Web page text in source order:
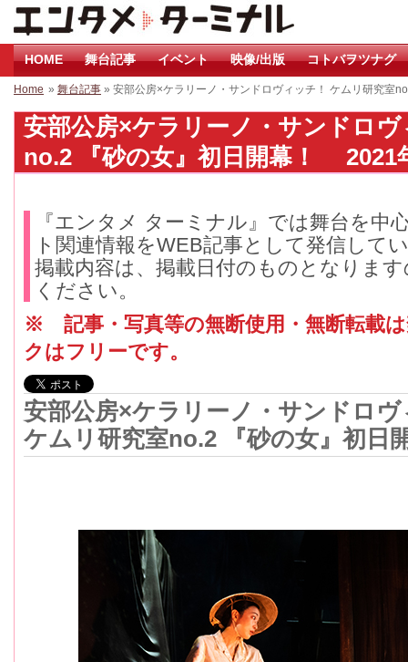
HOME 舞台記事 イベント 映像/出版 コトバヲツナグ
Home » 舞台記事 » 安部公房×ケラリーノ・サンドロヴィッチ！ ケムリ研究
安部公房×ケラリーノ・サンドロ
no.2 『砂の女』初日開幕！ 2021
『エンタメ ターミナル』では舞台を中
ト関連情報をWEB記事として発信して
掲載内容は、掲載日付のものとなりま
ください。
※ 記事・写真等の無断使用・無断転載
クはフリーです。
安部公房×ケラリーノ・サンドロヴ
ケムリ研究室no.2 『砂の女』初